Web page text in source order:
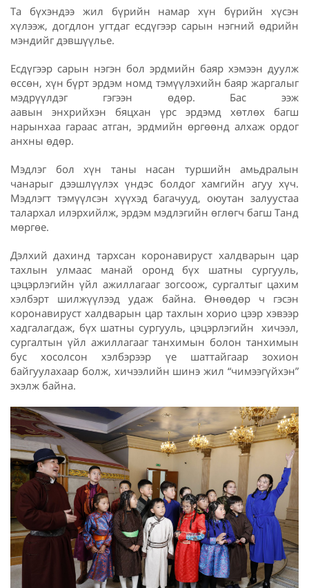
Та бүхэндээ жил бүрийн намар хүн бүрийн хүсэн
хүлээж, догдлон угтдаг есдүгээр сарын нэгний өдрийн
мэндийг дэвшүүлье.
Есдүгээр сарын нэгэн бол эрдмийн баяр хэмээн дуулж
өссөн, хүн бүрт эрдэм номд тэмүүлэхийн баяр жаргалыг
мэдрүүлдэг гэгээн өдөр. Бас ээж
аавын энхрийхэн бяцхан үрс эрдэмд хөтлөх багш
нарынхаа гараас атган, эрдмийн өргөөнд алхаж ордог
анхны өдөр.
Мэдлэг бол хүн таны насан туршийн амьдралын
чанарыг дээшлүүлэх үндэс болдог хамгийн агуу хүч.
Мэдлэгт тэмүүлсэн хүүхэд багачууд, оюутан залуустаа
талархал илэрхийлж, эрдэм мэдлэгийн өглөгч багш Танд
мөргөе.
Дэлхий дахинд тархсан коронавируст халдварын цар
тахлын улмаас манай оронд бүх шатны сургууль,
цэцэрлэгийн үйл ажиллагааг зогсоож, сургалтыг цахим
хэлбэрт шилжүүлээд удаж байна. Өнөөдөр ч гэсэн
коронавируст халдварын цар тахлын хорио цээр хэвээр
хадгалагдаж, бүх шатны сургууль, цэцэрлэгийн хичээл,
сургалтын үйл ажиллагааг танхимын болон танхимын
бус хосолсон хэлбэрээр үе шаттайгаар зохион
байгуулахаар болж, хичээлийн шинэ жил “чимээгүйхэн”
эхэлж байна.